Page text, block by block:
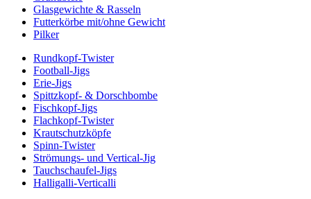
Glasgewichte & Rasseln
Futterkörbe mit/ohne Gewicht
Pilker
Rundkopf-Twister
Football-Jigs
Erie-Jigs
Spittzkopf- & Dorschbombe
Fischkopf-Jigs
Flachkopf-Twister
Krautschutzköpfe
Spinn-Twister
Strömungs- und Vertical-Jig
Tauchschaufel-Jigs
Halligalli-Verticalli